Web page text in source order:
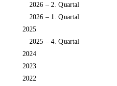
2026 – 2. Quartal
2026 – 1. Quartal
2025
2025 – 4. Quartal
2024
2023
2022